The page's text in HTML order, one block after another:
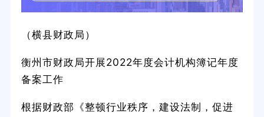
（横县财政局）
衡州市财政局开展2022年度会计机构簿记年度
备案工作
根据财政部《整顿行业秩序，建设法制，促进